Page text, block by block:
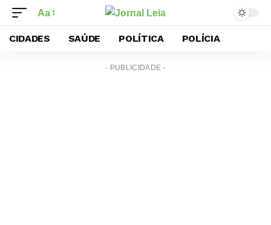
Aa
CIDADES SAÚDE POLÍTICA POLÍCIA
- PUBLICIDADE -